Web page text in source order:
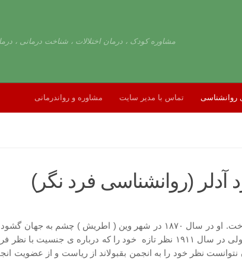
مشاوره کودک ، درمان اختلالات ، شناخت درمانی ،
روانشناسی تماس با مدیر سایت مشاوره و رواندرمانی
آدلر (روانشناسی فرد نگر)
جهان فروبست. در آغاز کار با
فکر بود و در انجمن روان کاوی وینه عضویت و چندی هم ریاست داشت؛ ولی در سال
نظر خود را به انجمن بقبولاند از ریاست و از عضویت